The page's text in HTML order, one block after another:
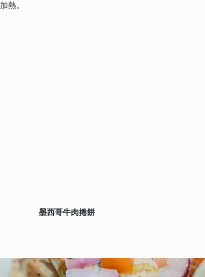
熱。
墨西哥牛肉捲餅